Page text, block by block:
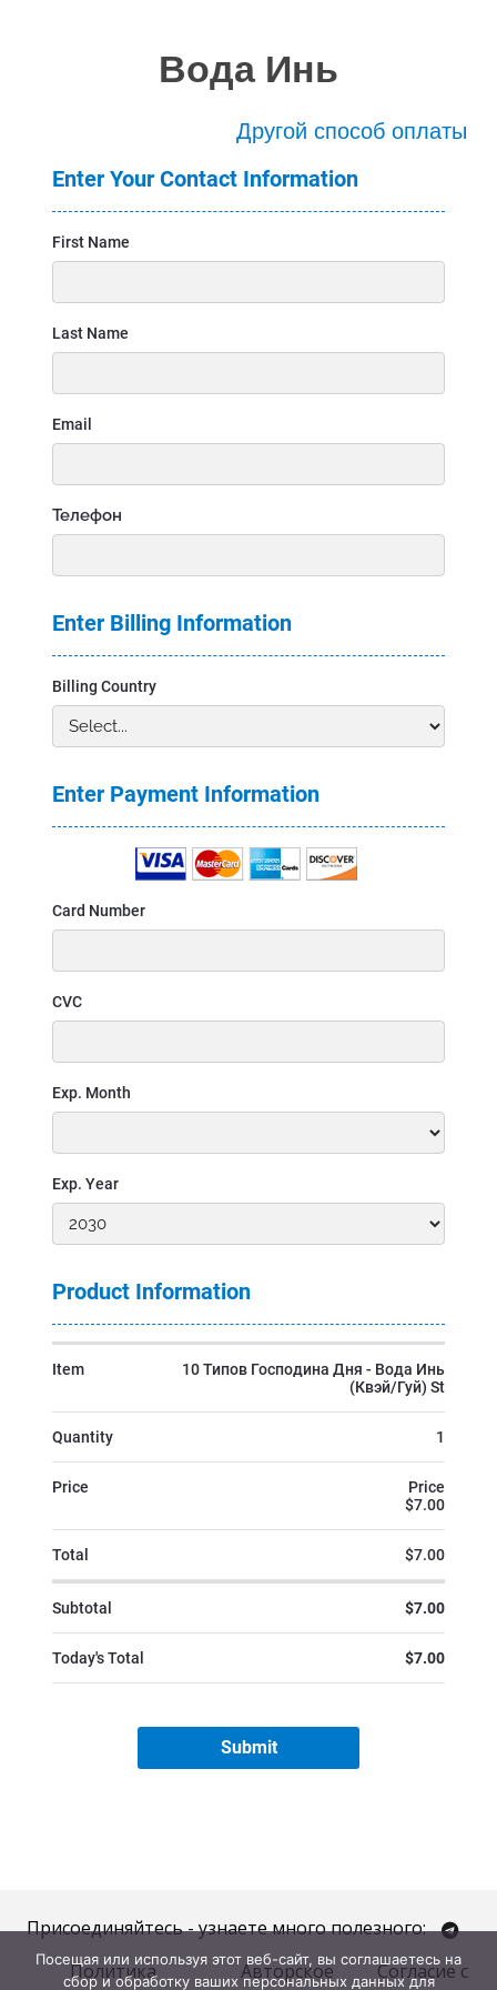
Вода Инь
Другой способ оплаты
Присоединяйтесь - узнаете много полезного:
Политика
Авторское Согласие с
Посещая или используя этот веб-сайт, вы соглашаетесь на
сбор и обработку ваших персональных данных для